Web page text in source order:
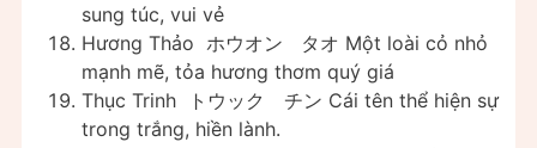
sung túc, vui vẻ
Hương Thảo ホウオン タオ Một loài cỏ nhỏ
mạnh mẽ, tỏa hương thơm quý giá
Thục Trinh トウック チン Cái tên thể hiện sự
trong trắng, hiền lành.